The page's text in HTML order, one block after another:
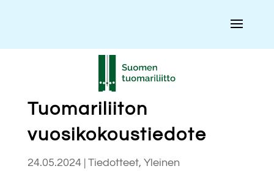
Tuomariliiton
vuosikokoustiedote
24.05.2024| Tiedotteet, Yleinen